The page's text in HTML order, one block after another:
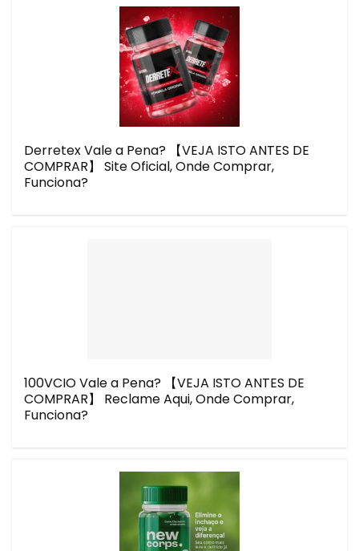
Derretex Vale a Pena? 【VEJA ISTO ANTES DE
COMPRAR】 Site Oficial, Onde Comprar,
Funciona?
100VCIO Vale a Pena? 【VEJA ISTO ANTES DE
COMPRAR】 Reclame Aqui, Onde Comprar,
Funciona?